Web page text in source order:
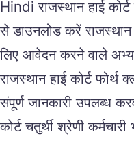
Hindi राजस्थान हाई
से डाउनलोड करें राजस्थान
लिए आवेदन करने वाले
राजस्थान हाई कोर्ट फोर्थ
संपूर्ण जानकारी उपलब्ध
कोर्ट चतुर्थी श्रेणी